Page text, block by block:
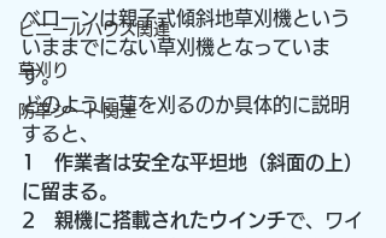
ビニールハウス関連
草刈り
防草シート関連
ベローンは親子式傾斜地草刈機という
いままでにない草刈機となっていま
す。
どのように草を刈るのか具体的に説明
すると、
1　作業者は安全な平坦地（斜面の上）
に留まる。
2　親機に搭載されたウインチで、ワイ